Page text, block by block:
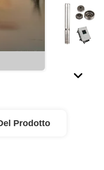
Prodotto